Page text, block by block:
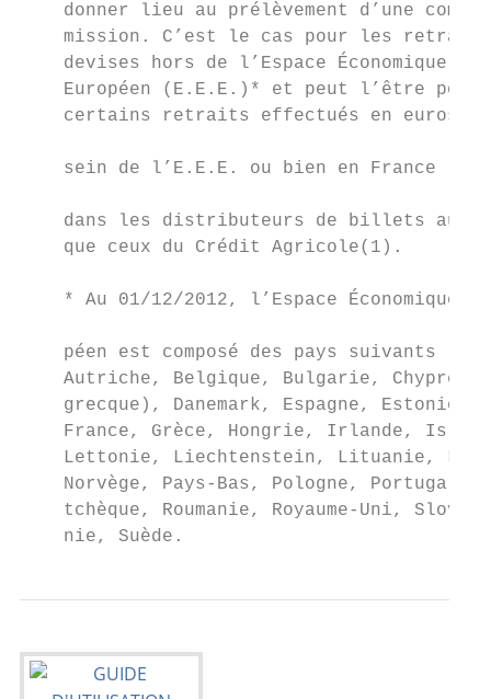
donner lieu au prélèvement d’une com-
mission. C’est le cas pour les
devises hors de l’Espace Économique
Européen (E.E.E.)* et peut l’être
certains retraits effectués en euros
    sein de l’E.E.E. ou bien en France
dans les distributeurs de billets
que ceux du Crédit Agricole(1).
* Au 01/12/2012, l’Espace Économique
péen est composé des pays suivants :
Autriche, Belgique, Bulgarie, Chypre
grecque), Danemark, Espagne, Estonie,
France, Grèce, Hongrie, Irlande,
Lettonie, Liechtenstein, Lituanie,
Norvège, Pays-Bas, Pologne, Portugal,
tchèque, Roumanie, Royaume-Uni,
    nie, Suède.